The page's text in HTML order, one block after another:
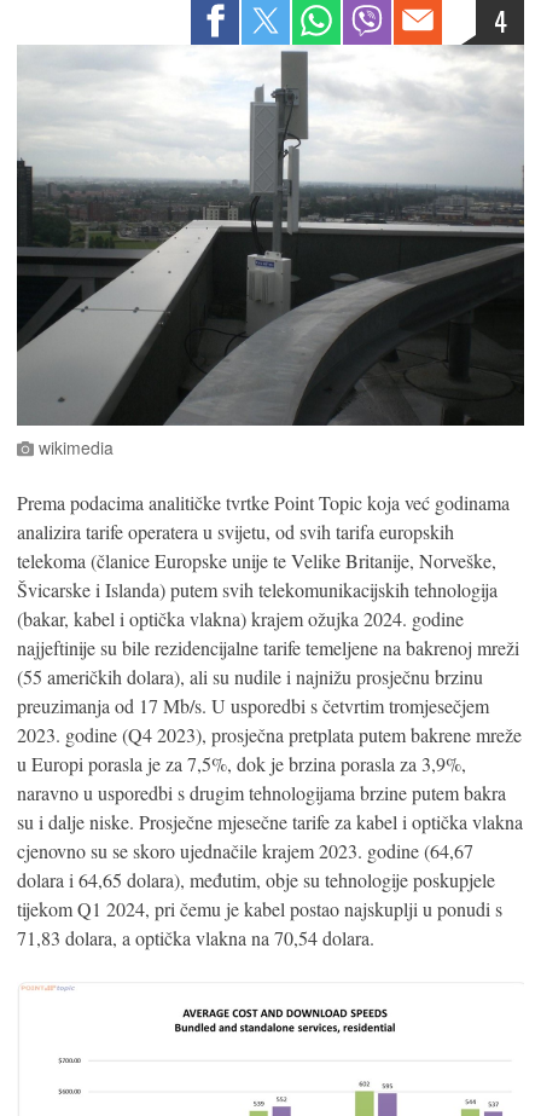
4
wikimedia
Prema podacima analitičke tvrtke Point Topic koja već godinama
analizira tarife operatera u svijetu, od svih tarifa europskih
telekoma (članice Europske unije te Velike Britanije, Norveške,
Švicarske i Islanda) putem svih telekomunikacijskih tehnologija
(bakar, kabel i optička vlakna) krajem ožujka 2024. godine
najjeftinije su bile rezidencijalne tarife temeljene na bakrenoj mreži
(55 američkih dolara), ali su nudile i najnižu prosječnu brzinu
preuzimanja od 17 Mb/s. U usporedbi s četvrtim tromjesečjem
2023. godine (Q4 2023), prosječna pretplata putem bakrene mreže
u Europi porasla je za 7,5%, dok je brzina porasla za 3,9%,
naravno u usporedbi s drugim tehnologijama brzine putem bakra
su i dalje niske. Prosječne mjesečne tarife za kabel i optička vlakna
cjenovno su se skoro ujednačile krajem 2023. godine (64,67
dolara i 64,65 dolara), međutim, obje su tehnologije poskupjele
tijekom Q1 2024, pri čemu je kabel postao najskuplji u ponudi s
71,83 dolara, a optička vlakna na 70,54 dolara.